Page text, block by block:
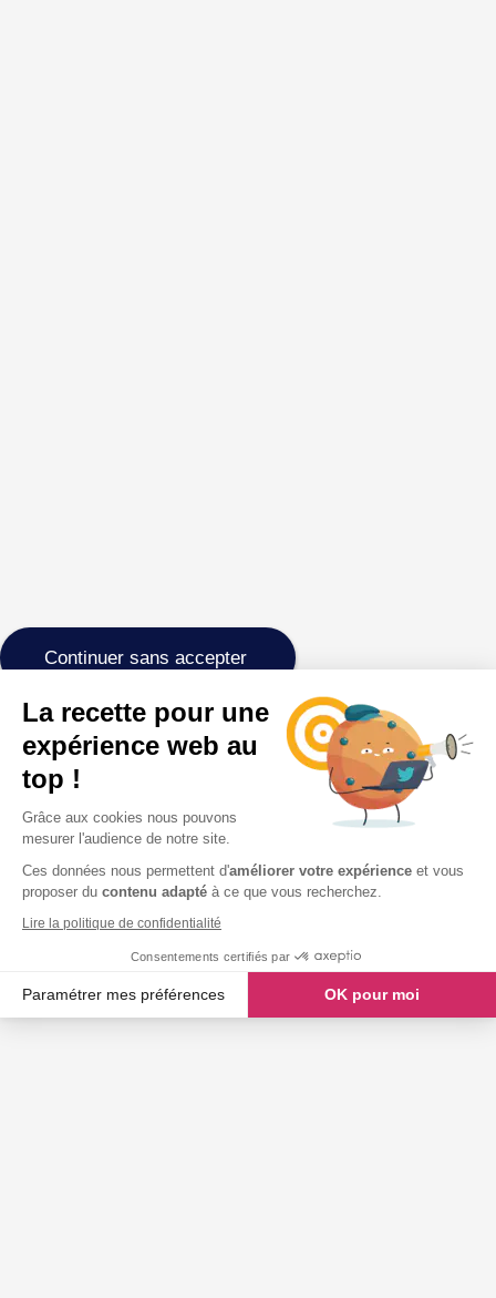
Continuer sans accepter
La recette pour une
expérience web au
top !
Grâce aux cookies nous pouvons
mesurer l'audience de notre site.
Ces données nous permettent d'améliorer votre expérience et vous
proposer du contenu adapté à ce que vous recherchez.
Lire la politique de confidentialité
Consentements certifiés par
Paramétrer mes préférences OK pour moi